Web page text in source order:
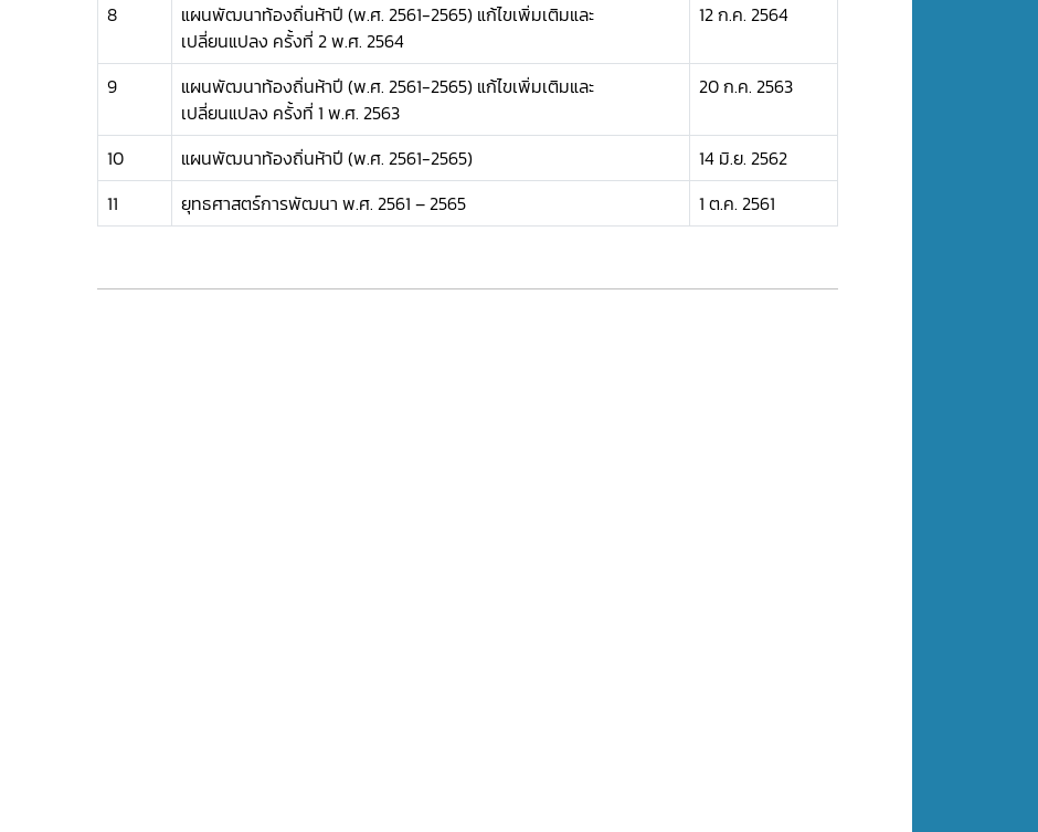
8
แผนพัฒนาท้องถิ่นห้าปี (พ.ศ. 2561-2565) แก้ไขเพิ่มเติมและ
เปลี่ยนแปลง ครั้งที่ 2 พ.ศ. 2564
12 ก.ค. 2564
9
แผนพัฒนาท้องถิ่นห้าปี (พ.ศ. 2561-2565) แก้ไขเพิ่มเติมและ
เปลี่ยนแปลง ครั้งที่ 1 พ.ศ. 2563
20 ก.ค. 2563
10 แผนพัฒนาท้องถิ่นห้าปี (พ.ศ. 2561-2565)
14 มิ.ย. 2562
11
ยุทธศาสตร์การพัฒนา พ.ศ. 2561 – 2565 1 ต.ค. 2561